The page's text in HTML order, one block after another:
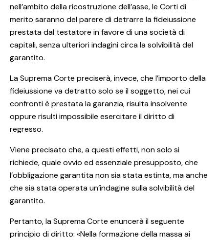
nell’ambito della ricostruzione dell’asse, le Corti di
merito saranno del parere di detrarre la fideiussione
prestata dal testatore in favore di una società di
capitali, senza ulteriori indagini circa la solvibilità del
garantito.
La Suprema Corte preciserà, invece, che l’importo della
fideiussione va detratto solo se il soggetto, nei cui
confronti è prestata la garanzia, risulta insolvente
oppure risulti impossibile esercitare il diritto di
regresso.
Viene precisato che, a questi effetti, non solo si
richiede, quale ovvio ed essenziale presupposto, che
l’obbligazione garantita non sia stata estinta, ma anche
che sia stata operata un’indagine sulla solvibilità del
garantito.
Pertanto, la Suprema Corte enuncerà il seguente
principio di diritto: «Nella formazione della massa ai